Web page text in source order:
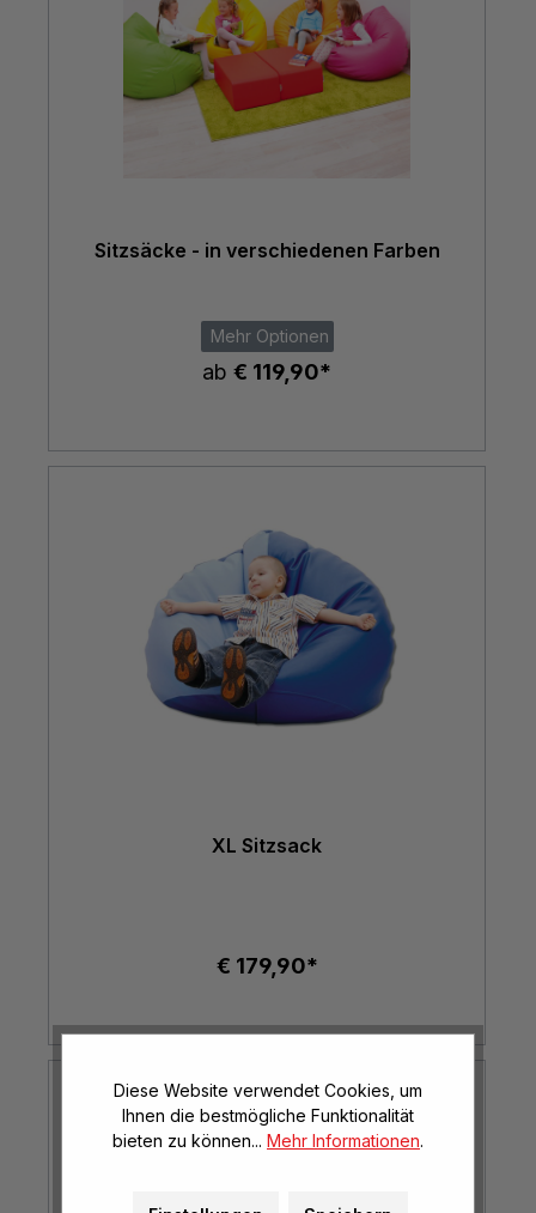
Sitzsäcke - in verschiedenen Farben
Mehr Optionen
ab € 119,90*
XL Sitzsack
€ 179,90*
Diese Website verwendet Cookies, um
Ihnen die bestmögliche Funktionalität
bieten zu können... Mehr Informationen.